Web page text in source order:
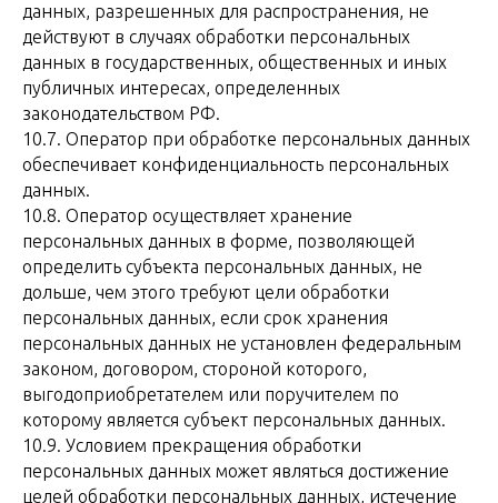
данных, разрешенных для распространения, не
действуют в случаях обработки персональных
данных в государственных, общественных и иных
публичных интересах, определенных
законодательством РФ.
10.7. Оператор при обработке персональных данных
обеспечивает конфиденциальность персональных
данных.
10.8. Оператор осуществляет хранение
персональных данных в форме, позволяющей
определить субъекта персональных данных, не
дольше, чем этого требуют цели обработки
персональных данных, если срок хранения
персональных данных не установлен федеральным
законом, договором, стороной которого,
выгодоприобретателем или поручителем по
которому является субъект персональных данных.
10.9. Условием прекращения обработки
персональных данных может являться достижение
целей обработки персональных данных, истечение